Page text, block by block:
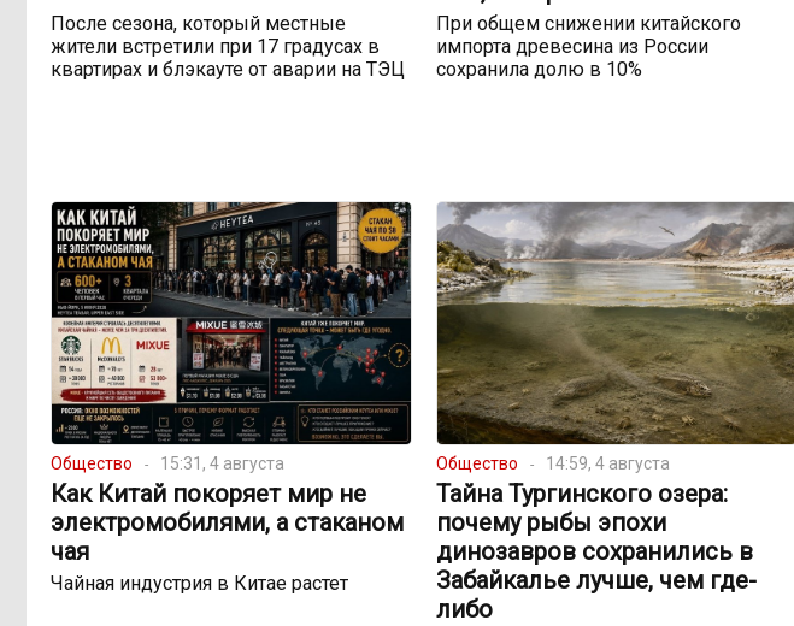
После сезона, который местные
жители встретили при 17 градусах в
квартирах и блэкауте от аварии на ТЭЦ
При общем снижении китайского
импорта древесина из России
сохранила долю в 10%
Общество 15:31, 4 августа
Как Китай покоряет мир не
электромобилями, а стаканом
чая
Чайная индустрия в Китае растет
Общество 14:59, 4 августа
Тайна Тургинского озера:
почему рыбы эпохи
динозавров сохранились в
Забайкалье лучше, чем где-
либо